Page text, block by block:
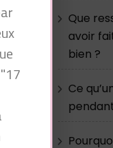
Que
avoir
bien ?
Ce